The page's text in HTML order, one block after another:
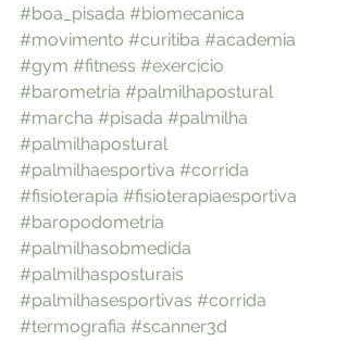
#boa_pisada #biomecanica
#movimento #curitiba #academia
#gym #fitness #exercicio
#barometria #palmilhapostural
#marcha #pisada #palmilha
#palmilhapostural
#palmilhaesportiva #corrida
#fisioterapia #fisioterapiaesportiva
#baropodometria
#palmilhasobmedida
#palmilhasposturais
#palmilhasesportivas #corrida
#termografia #scanner3d